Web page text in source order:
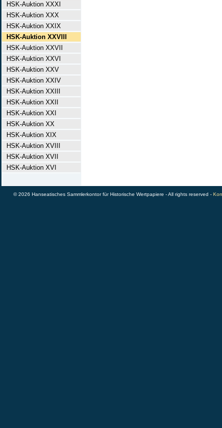
HSK-Auktion XXXI
HSK-Auktion XXX
HSK-Auktion XXIX
HSK-Auktion XXVIII
HSK-Auktion XXVII
HSK-Auktion XXVI
HSK-Auktion XXV
HSK-Auktion XXIV
HSK-Auktion XXIII
HSK-Auktion XXII
HSK-Auktion XXI
HSK-Auktion XX
HSK-Auktion XIX
HSK-Auktion XVIII
HSK-Auktion XVII
HSK-Auktion XVI
© 2026 Hanseatisches Sammlerkontor für Historische Wertpapiere - All rights reserved -